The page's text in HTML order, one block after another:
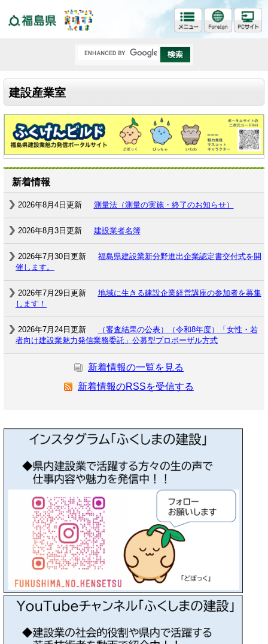
建設産業室
新着情報
2026年8月4日更新 測量法（測量の実施・終了のお知らせ）
2026年8月3日更新 建設業者名簿
2026年7月30日更新
福島県建設業新分野進出企業認定書交付式を開
催します。
2026年7月29日更新
地域に生きる建設企業経営講座の参加者を募集
します！
2026年7月24日更新
（審査結果の公表）（令和8年度）「女性・若
者向け建設業魅力発信業務委託」公募型プロポーザル方式
新着情報の一覧を見る
新着情報のRSSを受信する